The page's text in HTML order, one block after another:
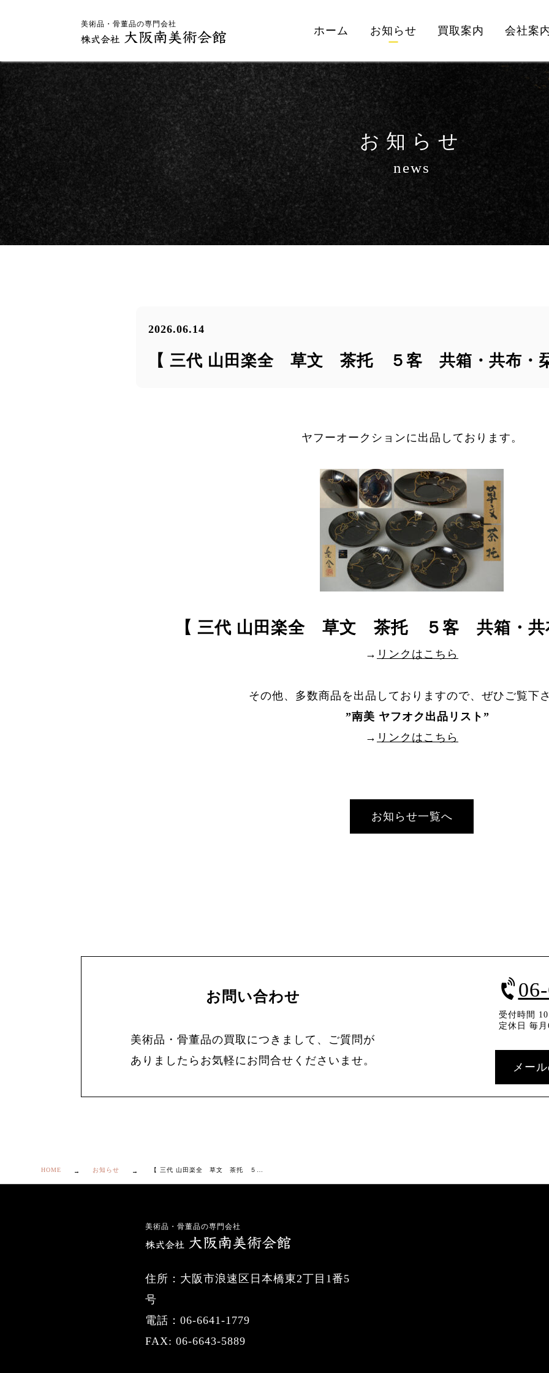
美術品・骨董品の専門会社
ホーム お知らせ 買取案内 会社案
お知らせ
news
2026.06.14
【 三代 山田楽全 草文 茶托 ５客 共箱・共布・
ヤフーオークションに出品しております。
【 三代 山田楽全 草文 茶托 ５客 共箱・共
→ リンクはこちら
その他、多数商品を出品しておりますので、ぜひご覧下
”南美 ヤフオク出品リスト ”
→ リンクはこちら
お知らせ一覧へ
お問い合わせ
美術品・骨董品の買取につきまして、ご質問が
ありましたらお気軽にお問合せくださいませ。
受付時間
定休日 毎
メー
HOME お知らせ
美術品・骨董品の専門会社
住所：大阪市浪速区日本橋東2丁目1番5
号
電話：06-6641-1779
FAX: 06-6643-5889